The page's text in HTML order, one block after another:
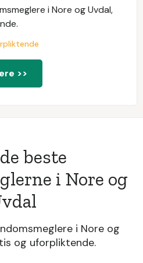
i Nore og Uvdal,
>>
beste
i Nore og
i Nore og
og uforpliktende.